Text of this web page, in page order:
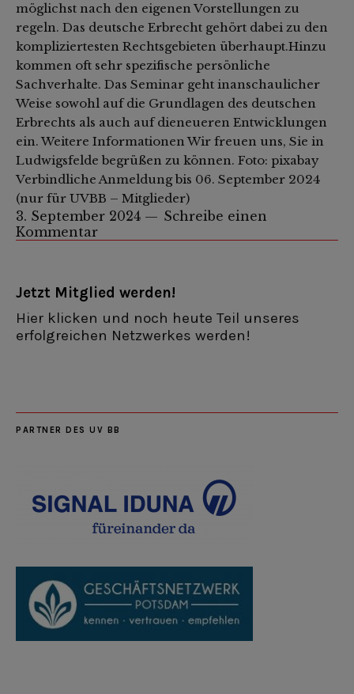
möglichst nach den eigenen Vorstellungen zu
regeln. Das deutsche Erbrecht gehört dabei zu den
kompliziertesten Rechtsgebieten überhaupt.Hinzu
kommen oft sehr spezifische persönliche
Sachverhalte. Das Seminar geht inanschaulicher
Weise sowohl auf die Grundlagen des deutschen
Erbrechts als auch auf dieneueren Entwicklungen
ein. Weitere Informationen Wir freuen uns, Sie in
Ludwigsfelde begrüßen zu können. Foto: pixabay
Verbindliche Anmeldung bis 06. September 2024
(nur für UVBB – Mitglieder)
3. September 2024
Schreibe einen
Kommentar
Jetzt Mitglied werden!
Hier klicken und noch heute Teil unseres
erfolgreichen Netzwerkes werden!
PARTNER DES UV BB